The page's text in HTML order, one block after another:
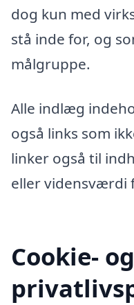
dog kun med
stå inde for, og
målgruppe.
Alle indlæg
også links som
linker også til
eller vidensværdi
Cookie- og